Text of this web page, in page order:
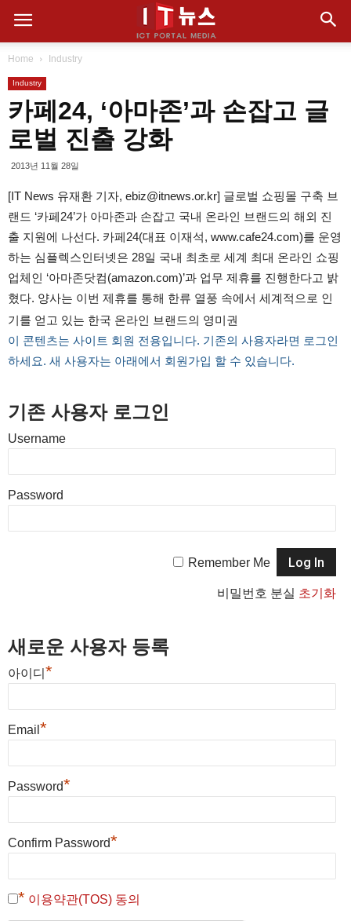
Home Industry
Industry
카페24, ‘아마존’과 손잡고 글
로벌 진출 강화
2013년 11월 28일
[IT News 유재환 기자, ebiz@itnews.or.kr] 글로벌 쇼핑몰 구축 브
랜드 ‘카페24’가 아마존과 손잡고 국내 온라인 브랜드의 해외 진
출 지원에 나선다. 카페24(대표 이재석, www.cafe24.com)를 운영
하는 심플렉스인터넷은 28일 국내 최초로 세계 최대 온라인 쇼핑
업체인 ‘아마존닷컴(amazon.com)’과 업무 제휴를 진행한다고 밝
혔다. 양사는 이번 제휴를 통해 한류 열풍 속에서 세계적으로 인
기를 얻고 있는 한국 온라인 브랜드의 영미권
이 콘텐츠는 사이트 회원 전용입니다. 기존의 사용자라면 로그인
하세요. 새 사용자는 아래에서 회원가입 할 수 있습니다.
기존 사용자 로그인
Username
Password
Remember Me
비밀번호 분실 초기화
새로운 사용자 등록
아이디 *
Email *
Password*
Confirm Password*
* 이용약관(TOS) 동의